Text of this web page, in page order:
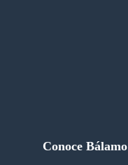
Conoce Bálamo